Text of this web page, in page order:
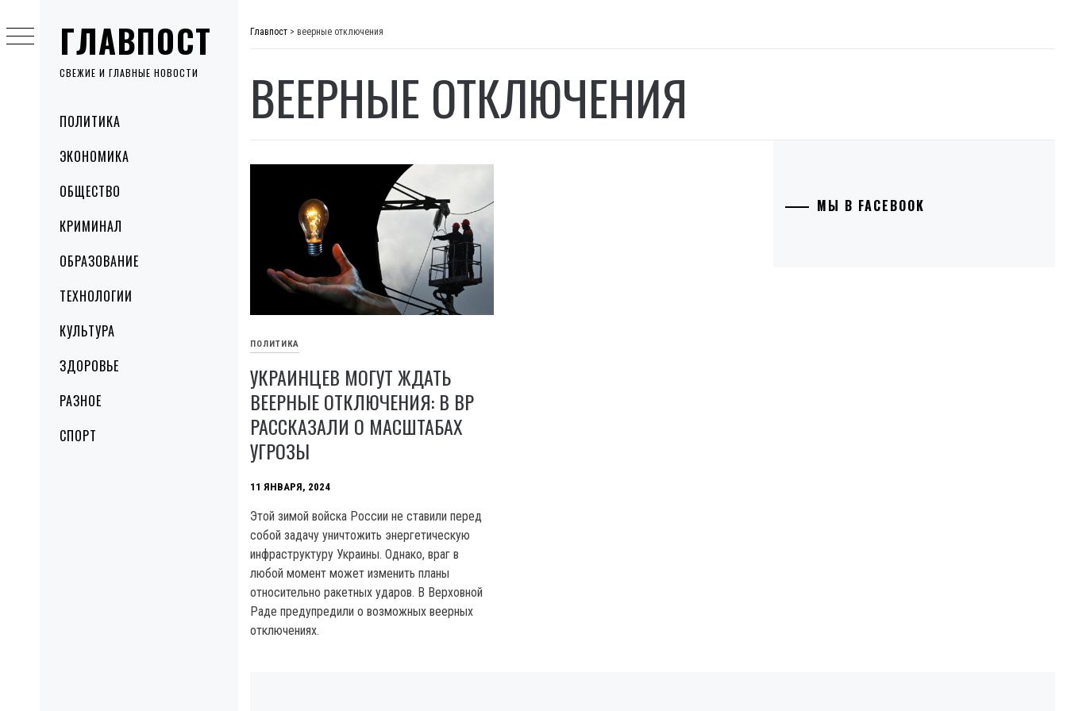
ГЛАВПОСТ
СВЕЖИЕ И ГЛАВНЫЕ НОВОСТИ
MenuПОЛИТИКА
ЭКОНОМИКА
ОБЩЕСТВО
КРИМИНАЛ
ОБРАЗОВАНИЕ
ТЕХНОЛОГИИ
КУЛЬТУРА
ЗДОРОВЬЕ
РАЗНОЕ
СПОРТ
to
content
Главпост > веерные отключения
ВЕЕРНЫЕ ОТКЛЮЧЕНИЯ
ПОЛИТИКА
УКРАИНЦЕВ МОГУТ ЖДАТЬ
ВЕЕРНЫЕ ОТКЛЮЧЕНИЯ: В ВР
РАССКАЗАЛИ О МАСШТАБАХ
УГРОЗЫ
11 ЯНВАРЯ, 2024
Этой зимой войска России не ставили перед
собой задачу уничтожить энергетическую
инфраструктуру Украины. Однако, враг в
любой момент может изменить планы
относительно ракетных ударов. В Верховной
Раде предупредили о возможных веерных
отключениях.
МЫ В FACEBOOK